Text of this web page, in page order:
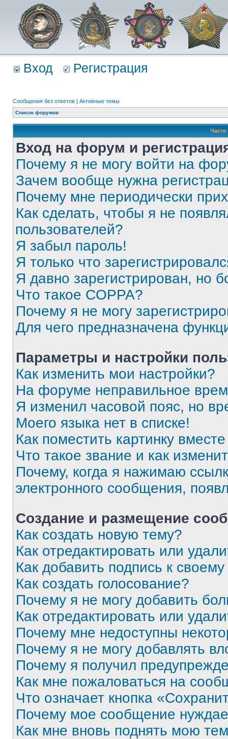
Вход Регистрация
Сообщения без ответов | Активные темы
Список форумов
Вход на форум и
Почему я не могу войти на
Зачем вообще нужна
Почему мне периодически
Как сделать, чтобы я не
пользователей?
Я забыл пароль!
Я только что
Я давно зарегистрирован, но
Что такое COPPA?
Почему я не могу
Для чего предназначена
Параметры и настройки
Как изменить мои настройки?
На форуме неправильное
Я изменил часовой пояс, но
Моего языка нет в списке!
Как поместить картинку
Что такое звание и как
Почему, когда я нажимаю
электронного сообщения,
Создание и размещение
Как создать новую тему?
Как отредактировать или
Как добавить подпись к
Как создать голосование?
Почему я не могу добавить
Как отредактировать или
Почему мне недоступны
Почему я не могу добавлять
Почему я получил
Как мне пожаловаться на
Что означает кнопка
Почему мое сообщение
Как мне вновь поднять мою